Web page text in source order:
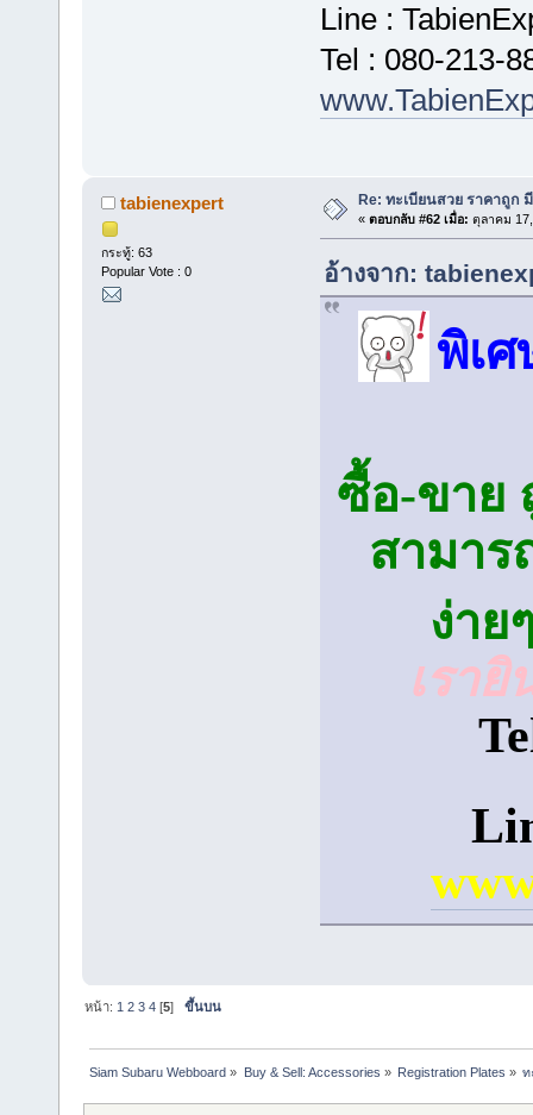
Line :
Tel : 080-213-
tabienexpert
กระทู้: 63
Popular Vote : 0
Re: ทะเบียนสวย ราคาถูก
« ตอบกลับ #62 เมื่อ: ตุลาคม
อ้างจาก:
พิเ
ซื้อ-ขาย
สามาร
ง่า
เรา
หน้า: 1 2 3 4 [5]ขึ้นบน
Siam Subaru Webboard » Buy & Sell: Accessories » Registration Plates » ท